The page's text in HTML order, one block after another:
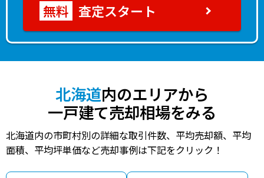
査定スタート
北海道内のエリアから
一戸建て売却相場をみる
北海道内の市町村別の詳細な取引件数、平均売却額、平均
面積、平均坪単価など売却事例は下記をクリック！